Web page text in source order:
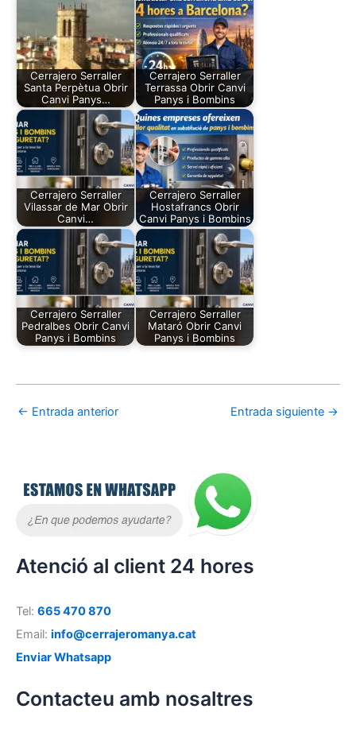
Cerrajero Serraller
Santa Perpètua Obrir
Canvi Panys…
Cerrajero Serraller
Terrassa Obrir Canvi
Panys i Bombins
Cerrajero Serraller
Vilassar de Mar Obrir
Canvi…
Cerrajero Serraller
Hostafrancs Obrir
Canvi Panys i Bombins
Cerrajero Serraller
Pedralbes Obrir Canvi
Panys i Bombins
Cerrajero Serraller
Mataró Obrir Canvi
Panys i Bombins
← Entrada anterior Entrada siguiente →
Atenció al client 24 hores
Tel: 665 470 870
Email: info@cerrajeromanya.cat
Enviar Whatsapp
Contacteu amb nosaltres